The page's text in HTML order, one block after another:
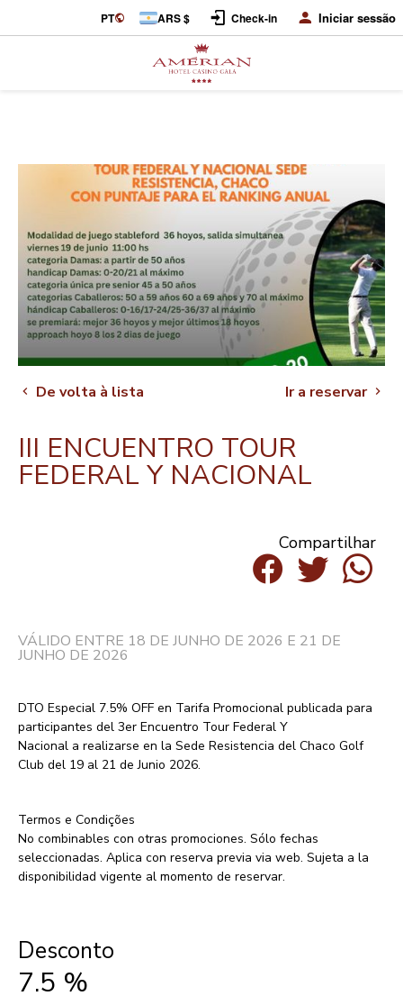
PT ARS $ Check-in Iniciar sessão
De volta à lista Ir a reservar
III ENCUENTRO TOUR
FEDERAL Y NACIONAL
Compartilhar
VÁLIDO ENTRE 18 DE JUNHO DE 2026 E 21 DE
JUNHO DE 2026
DTO Especial 7.5% OFF en Tarifa Promocional publicada para
participantes del 3er Encuentro Tour Federal Y
Nacional a realizarse en la Sede Resistencia del Chaco Golf
Club del 19 al 21 de Junio 2026.
Termos e Condições
No combinables con otras promociones. Sólo fechas
seleccionadas. Aplica con reserva previa via web. Sujeta a la
disponibilidad vigente al momento de reservar.
Desconto
7.5 %